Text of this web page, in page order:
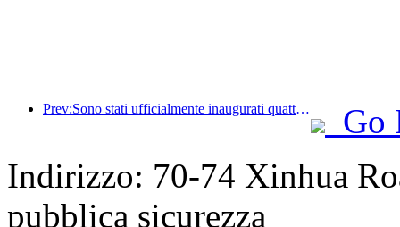
Prev:Sono stati ufficialmente inaugurati quattro luoghi culturali, tra cui la nuova 'Jinling Poetry Hall' nella zona panoramica del lago Xuanwu a Nanchino.
Go
Indirizzo: 70-74 Xinhua
pubblica sicurezza